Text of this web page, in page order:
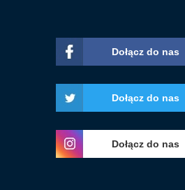
Dołącz do nas
Dołącz do nas
Dołącz do nas